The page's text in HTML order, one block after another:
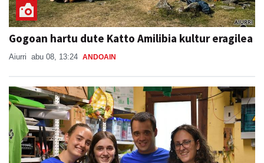
Gogoan hartu dute Katto Amilibia kultur eragilea
Aiurri abu 08, 13:24 ANDOAIN